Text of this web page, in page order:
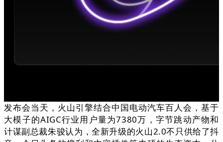
发布会当天，火山引擎结合中国电动汽车百人会，基于
大模子的AIGC行业用户量为7380万，字节跳动产物和
计谋副总裁朱骏认为，全新升级的火山2.0不只供给了抖